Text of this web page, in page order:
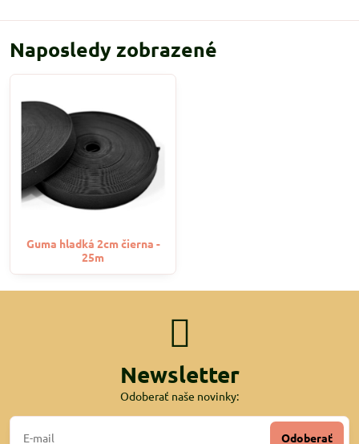
Naposledy zobrazené
Guma hladká 2cm čierna -
25m
Newsletter
Odoberať naše novinky:
Odoberať